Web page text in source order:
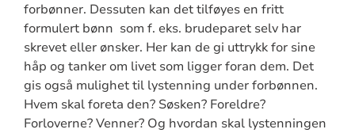
forbønner. Dessuten kan det tilføyes en fritt
formulert bønn som f. eks. brudeparet selv har
skrevet eller ønsker. Her kan de gi uttrykk for sine
håp og tanker om livet som ligger foran dem. Det
gis også mulighet til lystenning under forbønnen.
Hvem skal foreta den? Søsken? Foreldre?
Forloverne? Venner? Og hvordan skal lystenningen